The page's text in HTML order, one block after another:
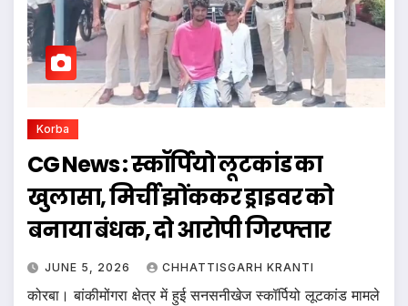
Korba
CG News : स्कॉर्पियो लूटकांड का
खुलासा, मिर्ची झोंककर ड्राइवर को
बनाया बंधक, दो आरोपी गिरफ्तार
JUNE 5, 2026 CHHATTISGARH KRANTI
कोरबा। बांकीमोंगरा क्षेत्र में हुई सनसनीखेज स्कॉर्पियो लूटकांड मामले